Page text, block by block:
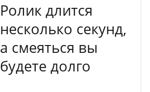
Ролик длится
несколько секунд,
а смеяться вы
будете долго